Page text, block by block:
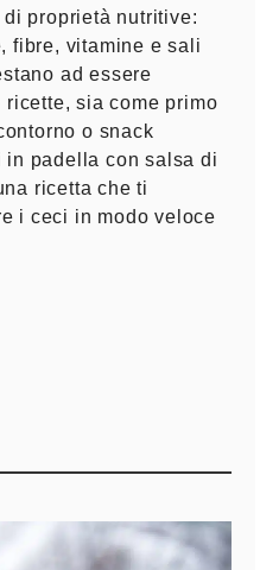
proprietà nutritive:
fibre, vitamine e sali
ad essere
sia come primo
o snack
padella con salsa di
ricetta che ti
i ceci in modo veloce